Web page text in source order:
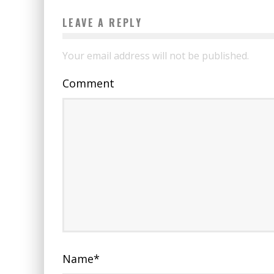
LEAVE A REPLY
Your email address will not be published.
Comment
Name*